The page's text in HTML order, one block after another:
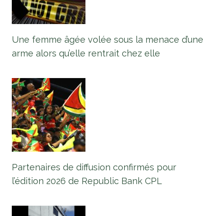
Une femme âgée volée sous la menace d’une
arme alors qu’elle rentrait chez elle
Partenaires de diffusion confirmés pour
l’édition 2026 de Republic Bank CPL